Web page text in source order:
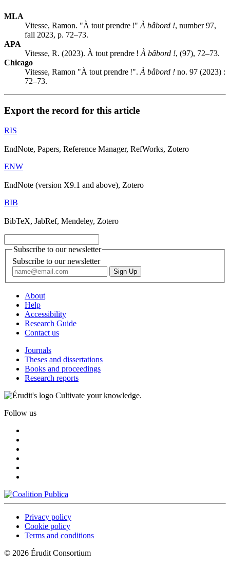
MLA
Vitesse, Ramon. "À tout prendre !" À bâbord !, number 97,
fall 2023, p. 72–73.
APA
Vitesse, R. (2023). À tout prendre ! À bâbord !, (97), 72–73.
Chicago
Vitesse, Ramon "À tout prendre !". À bâbord ! no. 97 (2023) :
72–73.
Export the record for this article
RIS
EndNote, Papers, Reference Manager, RefWorks, Zotero
ENW
EndNote (version X9.1 and above), Zotero
BIB
BibTeX, JabRef, Mendeley, Zotero
Subscribe to our newsletter
Subscribe to our newsletter
About
Help
Accessibility
Research Guide
Contact us
Journals
Theses and dissertations
Books and proceedings
Research reports
Cultivate your knowledge.
Follow us
Privacy policy
Cookie policy
Terms and conditions
© 2026 Érudit Consortium